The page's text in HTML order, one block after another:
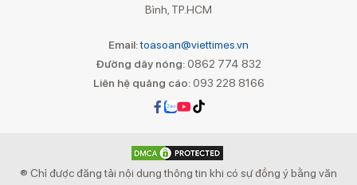
Bình, TP.HCM
Email:toasoan@viettimes.vn
Đường dây nóng: 0862 774 832
Liên hệ quảng cáo:093 228 8166
® Chỉ được đăng tải nội dung thông tin khi có sự đồng ý bằng văn